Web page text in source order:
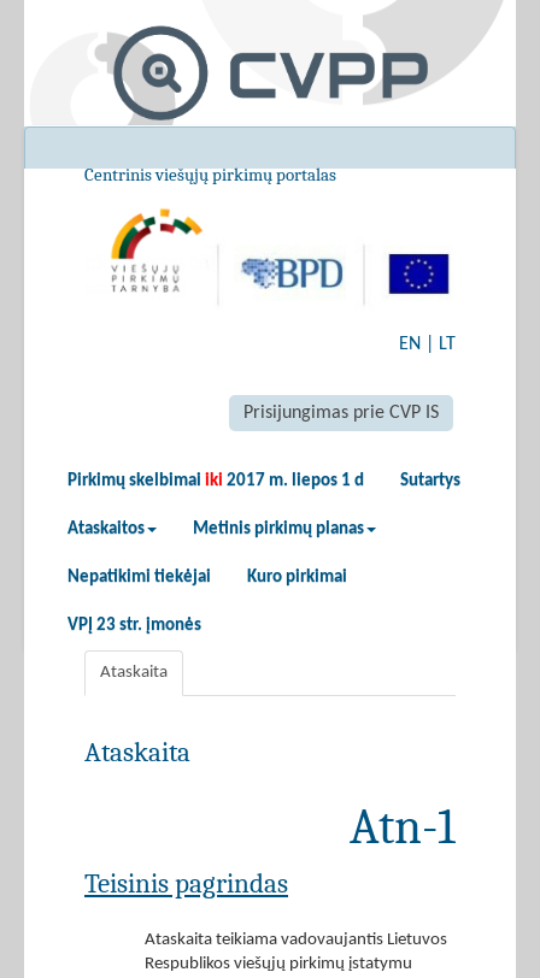
Centrinis viešųjų pirkimų portalas
EN LT
Prisijungimas prie CVP IS
Pirkimų skelbimai iki 2017 m. liepos 1 d Sutartys
Ataskaitos Metinis pirkimų planas
Nepatikimi tiekėjai Kuro pirkimai
VPĮ 23 str. įmonės
Ataskaita
Ataskaita
Atn-1
Teisinis pagrindas
Ataskaita teikiama vadovaujantis Lietuvos
Respublikos viešųjų pirkimų įstatymu